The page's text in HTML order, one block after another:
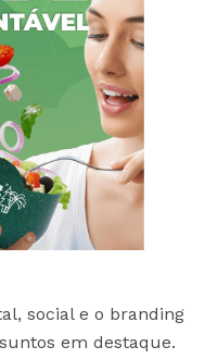
social e o branding
em destaque.